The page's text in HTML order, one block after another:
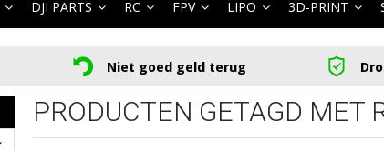
DJI PARTS RC FPV LIPO 3D-PRINT
Niet goed geld terug
PRODUCTEN GETAGD MET